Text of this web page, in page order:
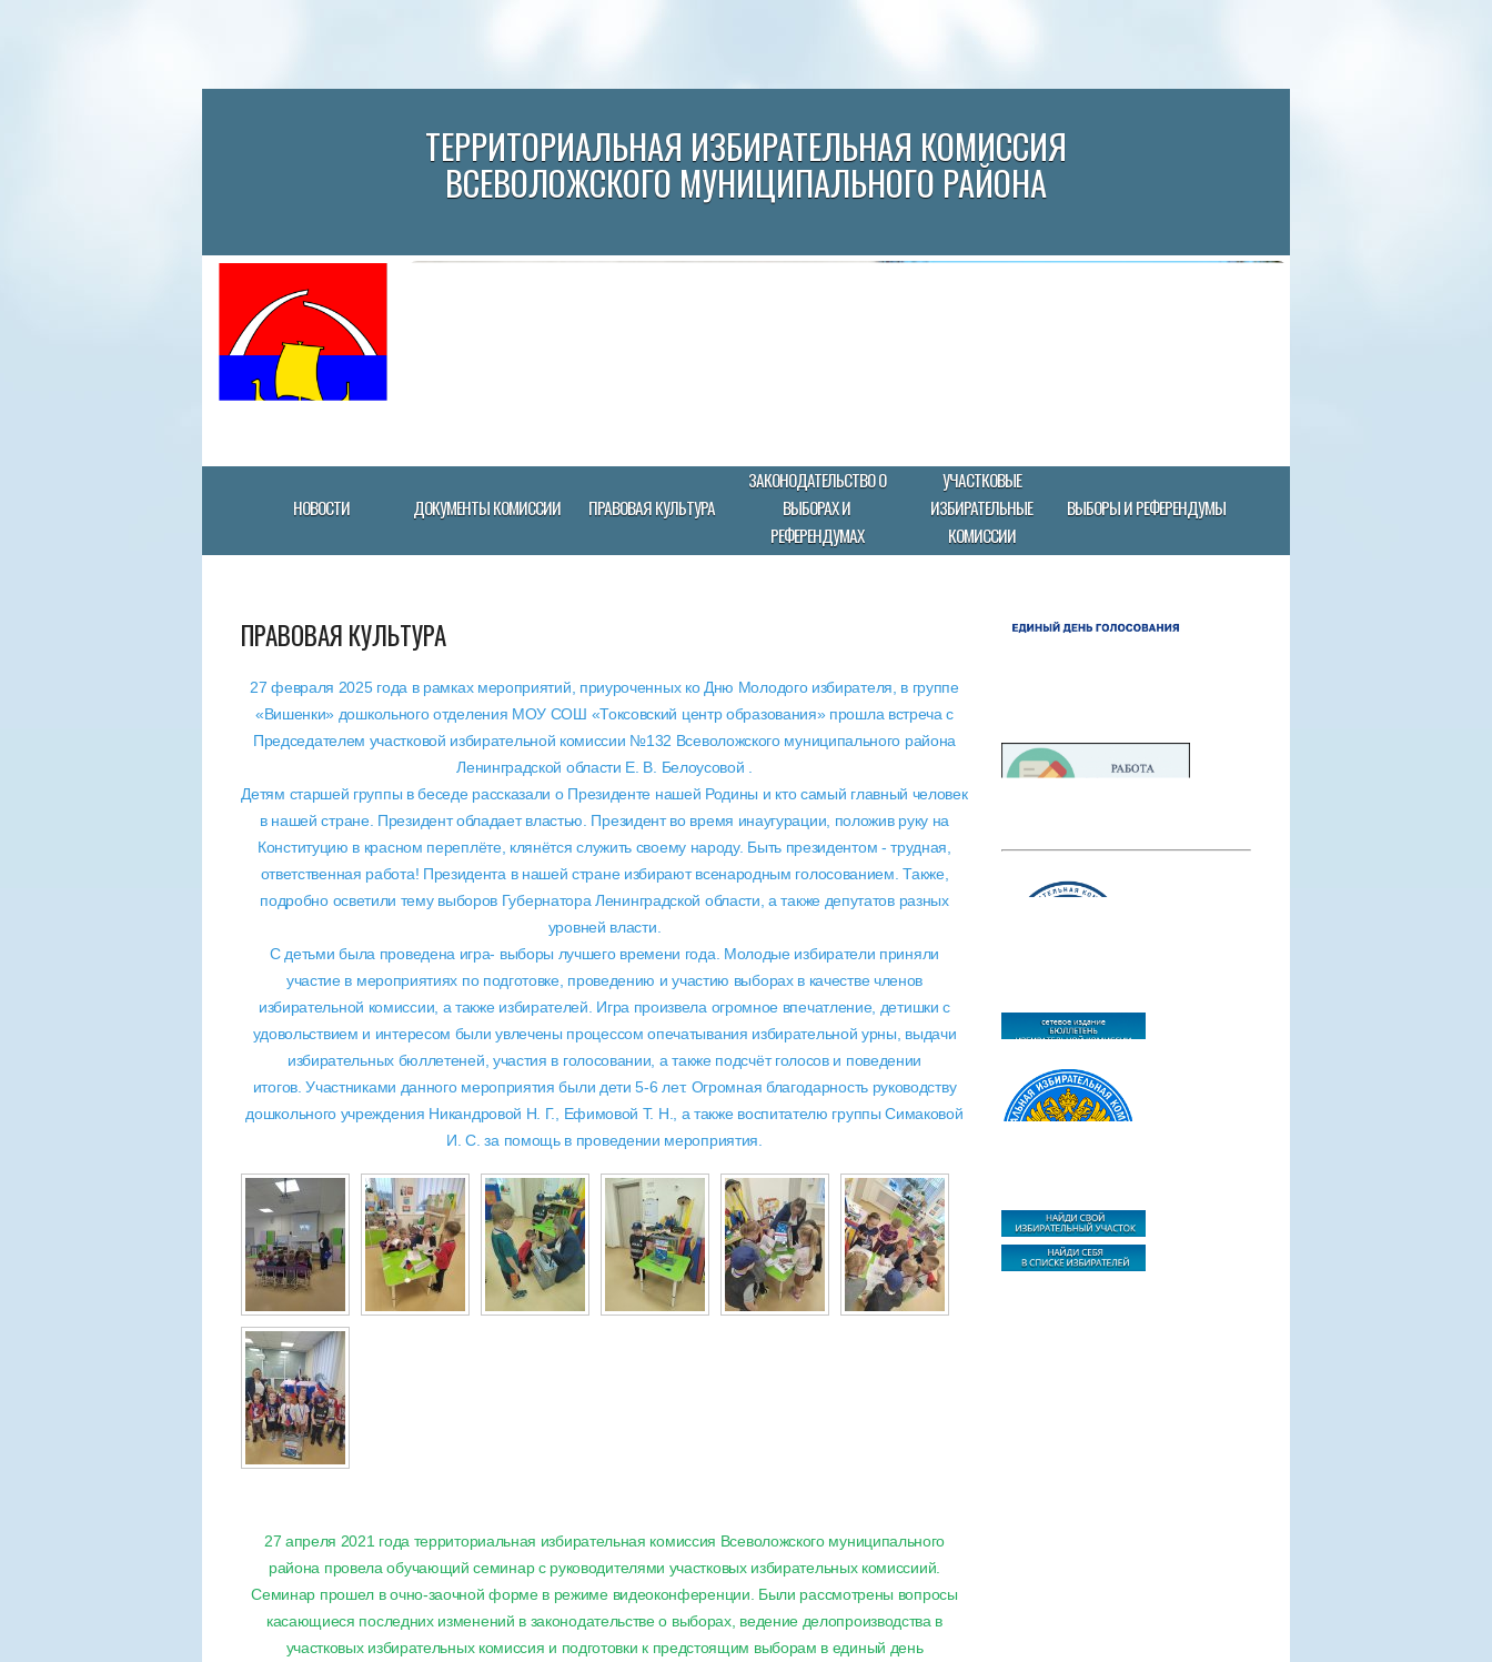
ТЕРРИТОРИАЛЬНАЯ ИЗБИРАТЕЛЬНАЯ КОМИССИЯ
ВСЕВОЛОЖСКОГО МУНИЦИПАЛЬНОГО РАЙОНА
НОВОСТИ ДОКУМЕНТЫ КОМИССИИ ПРАВОВАЯ КУЛЬТУРА
ЗАКОНОДАТЕЛЬСТВО О
ВЫБОРАХ И
РЕФЕРЕНДУМАХ
УЧАСТКОВЫЕ
ИЗБИРАТЕЛЬНЫЕ
КОМИССИИ
ВЫБОРЫ И РЕФЕРЕНДУМЫ
ПРАВОВАЯ КУЛЬТУРА
27 февраля 2025 года в рамках мероприятий, приуроченных ко Дню Молодого избирателя, в группе
«Вишенки» дошкольного отделения МОУ СОШ «Токсовский центр образования» прошла встреча с
Председателем участковой избирательной комиссии №132 Всеволожского муниципального района
Ленинградской области Е. В. Белоусовой .
Детям старшей группы в беседе рассказали о Президенте нашей Родины и кто самый главный человек
в нашей стране. Президент обладает властью. Президент во время инаугурации, положив руку на
Конституцию в красном переплёте, клянётся служить своему народу. Быть президентом - трудная,
ответственная работа! Президента в нашей стране избирают всенародным голосованием. Также,
подробно осветили тему выборов Губернатора Ленинградской области, а также депутатов разных
уровней власти.
С детьми была проведена игра- выборы лучшего времени года. Молодые избиратели приняли
участие в мероприятиях по подготовке, проведению и участию выборах в качестве членов
избирательной комиссии, а также избирателей. Игра произвела огромное впечатление, детишки с
удовольствием и интересом были увлечены процессом опечатывания избирательной урны, выдачи
избирательных бюллетеней, участия в голосовании, а также подсчёт голосов и поведении
итогов. Участниками данного мероприятия были дети 5-6 лет. Огромная благодарность руководству
дошкольного учреждения Никандровой Н. Г., Ефимовой Т. Н., а также воспитателю группы Симаковой
И. С. за помощь в проведении мероприятия.
27 апреля 2021 года территориальная избирательная комиссия Всеволожского муниципального
района провела обучающий семинар с руководителями участковых избирательных комиссиий.
Семинар прошел в очно-заочной форме в режиме видеоконференции. Были рассмотрены вопросы
касающиеся последних изменений в законодательстве о выборах, ведение делопроизводства в
участковых избирательных комиссия и подготовки к предстоящим выборам в единый день